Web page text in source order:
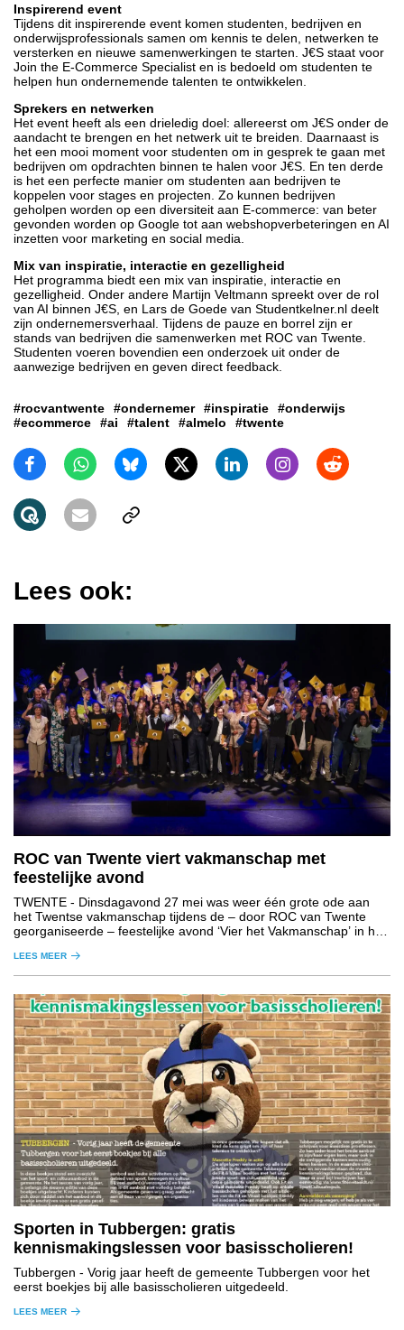
Inspirerend event
Tijdens dit inspirerende event komen studenten, bedrijven en
onderwijsprofessionals samen om kennis te delen, netwerken te
versterken en nieuwe samenwerkingen te starten. J€S staat voor
Join the E-Commerce Specialist en is bedoeld om studenten te
helpen hun ondernemende talenten te ontwikkelen.
Sprekers en netwerken
Het event heeft als een drieledig doel: allereerst om J€S onder de
aandacht te brengen en het netwerk uit te breiden. Daarnaast is
het een mooi moment voor studenten om in gesprek te gaan met
bedrijven om opdrachten binnen te halen voor J€S. En ten derde
is het een perfecte manier om studenten aan bedrijven te
koppelen voor stages en projecten. Zo kunnen bedrijven
geholpen worden op een diversiteit aan E-commerce: van beter
gevonden worden op Google tot aan webshopverbeteringen en AI
inzetten voor marketing en social media.
Mix van inspiratie, interactie en gezelligheid
Het programma biedt een mix van inspiratie, interactie en
gezelligheid. Onder andere Martijn Veltmann spreekt over de rol
van AI binnen J€S, en Lars de Goede van Studentkelner.nl deelt
zijn ondernemersverhaal. Tijdens de pauze en borrel zijn er
stands van bedrijven die samenwerken met ROC van Twente.
Studenten voeren bovendien een onderzoek uit onder de
aanwezige bedrijven en geven direct feedback.
#rocvantwente #ondernemer #inspiratie
#onderwijs
#ecommerce
#ai #talent #almelo #twente
Lees ook:
ROC van Twente viert vakmanschap met
feestelijke avond
TWENTE - Dinsdagavond 27 mei was weer één grote ode aan
het Twentse vakmanschap tijdens de – door ROC van Twente
georganiseerde – feestelijke avond ‘Vier het Vakmanschap’ in het
LEES MEER
Sporten in Tubbergen: gratis
kennismakingslessen voor basisscholieren!
Tubbergen - Vorig jaar heeft de gemeente Tubbergen voor het
eerst boekjes bij alle basisscholieren uitgedeeld.
LEES MEER